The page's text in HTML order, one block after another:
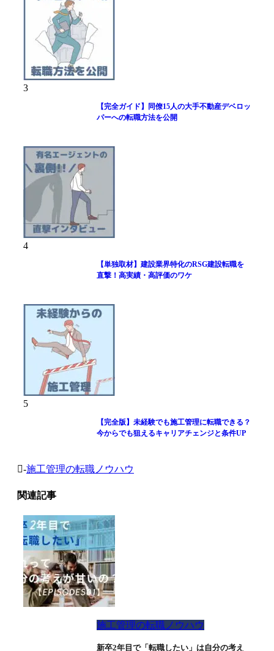
3
【完全ガイド】同僚15人の大手不動産デベロッ
パーへの転職方法を公開
4
【単独取材】建設業界特化のRSG建設転職を
直撃！高実績・高評価のワケ
5
【完全版】未経験でも施工管理に転職できる？
今からでも狙えるキャリアチェンジと条件UP
-施工管理の転職ノウハウ
関連記事
施工管理の転職ノウハウ
新卒2年目で「転職したい」は自分の考え